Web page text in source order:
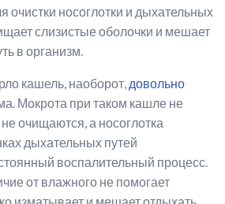
очистки носоглотки и дыхательных
слизистые оболочки и мешает
в организм.
кашель, наоборот, довольно
Мокрота при таком кашле не
очищаются, а носоглотка
дыхательных путей
воспалительный процесс.
от влажного не помогает